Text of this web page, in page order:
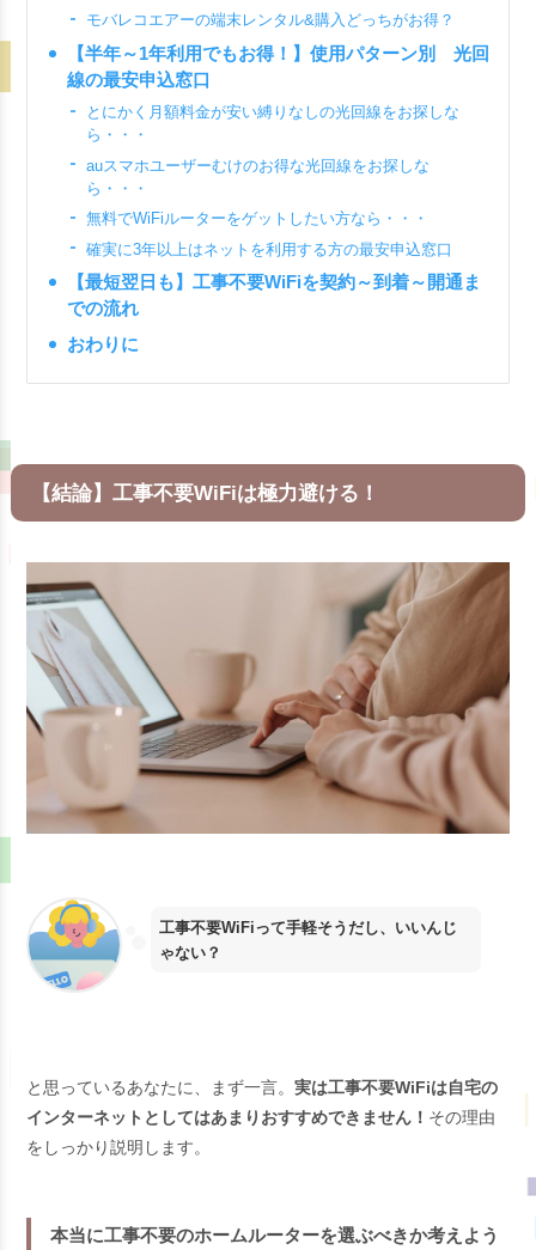
モバレコエアーの端末レンタル&購入どっちがお得？
【半年～1年利用でもお得！】使用パターン別 光回
線の最安申込窓口
とにかく月額料金が安い縛りなしの光回線をお探しな
ら・・・
auスマホユーザーむけのお得な光回線をお探しな
ら・・・
無料でWiFiルーターをゲットしたい方なら・・・
確実に3年以上はネットを利用する方の最安申込窓口
【最短翌日も】工事不要WiFiを契約～到着～開通ま
での流れ
おわりに
【結論】工事不要WiFiは極力避ける！
工事不要WiFiって手軽そうだし、いいんじ
ゃない？
と思っているあなたに、まず一言。実は工事不要WiFiは自宅の
インターネットとしてはあまりおすすめできません！ その理由
をしっかり説明します。
本当に工事不要のホームルーターを選ぶべきか考えよう